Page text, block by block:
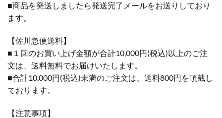
■商品を発送しましたら発送完了メールをお送りしており
ます。
【佐川急便送料】
■１回のお買い上げ金額が合計10,000円(税込)以上のご注
文は、送料無料でお届けいたします。
■合計10,000円(税込)未満のご注文は、送料800円を頂戴し
ております。
【注意事項】